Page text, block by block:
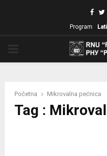
Program
Početna Mikrovalna pećnica
Tag :